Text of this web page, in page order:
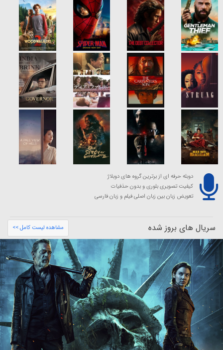
دوبله حرفه ای از برترین گروه های دوبلاژ
کیفیت تصویری بلوری و بدون حذفیات
تعویض زبان بین زبان اصلی فیلم و زبان فارسی
سریال های بروز شده مشاهده لیست کامل >>